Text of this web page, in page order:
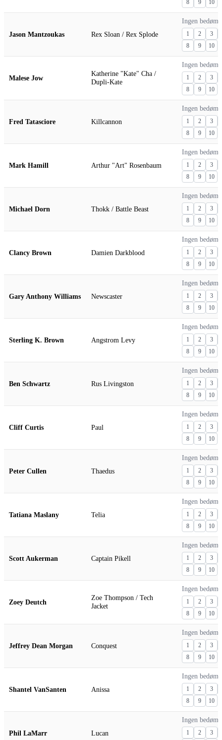
8
9 10
Jason Mantzoukas Rex Sloan / Rex Splode
Ingen
1 2
3
8
9 10
Malese Jow
Katherine "Kate" Cha /
Dupli-Kate
Ingen
1 2
3
8
9 10
Fred Tatasciore Killcannon
Ingen
1 2
3
8
9 10
Mark Hamill Arthur "Art" Rosenbaum
Ingen
1 2
3
8
9 10
Michael Dorn Thokk / Battle Beast
Ingen
1 2
3
8
9 10
Clancy Brown Damien Darkblood
Ingen
1 2
3
8
9 10
Gary Anthony Williams Newscaster
Ingen
1 2
3
8
9 10
Sterling K. Brown Angstrom Levy
Ingen
1 2
3
8
9 10
Ben Schwartz Rus Livingston
Ingen
1 2
3
8
9 10
Cliff Curtis Paul
Ingen
1 2
3
8
9 10
Peter Cullen Thaedus
Ingen
1 2
3
8
9 10
Tatiana Maslany Telia
Ingen
1 2
3
8
9 10
Scott Aukerman Captain Pikell
Ingen
1 2
3
8
9 10
Zoey Deutch
Zoe Thompson / Tech
Jacket
Ingen
1 2
3
8
9 10
Jeffrey Dean Morgan Conquest
Ingen
1 2
3
8
9 10
Shantel VanSanten Anissa
Ingen
1 2
3
8
9 10
Phil LaMarr Lucan
Ingen
1 2 3